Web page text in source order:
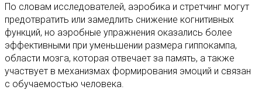
По словам исследователей, аэробика и стретчинг могут
предотвратить или замедлить снижение когнитивных
функций, но аэробные упражнения оказались более
эффективными при уменьшении размера гиппокампа,
области мозга, которая отвечает за память, а также
участвует в механизмах формирования эмоций и связан
с обучаемостью человека.